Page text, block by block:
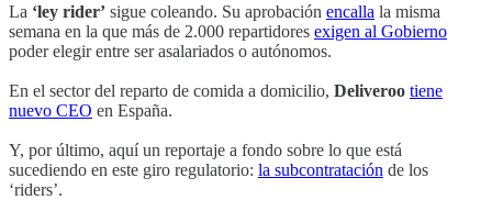
La ‘ley rider’ sigue coleando. Su aprobación encalla la misma
semana en la que más de 2.000 repartidores exigen al Gobierno
poder elegir entre ser asalariados o autónomos.
En el sector del reparto de comida a domicilio, Deliveroo tiene
nuevo CEO en España.
Y, por último, aquí un reportaje a fondo sobre lo que está
sucediendo en este giro regulatorio: la subcontratación de los
‘riders’.